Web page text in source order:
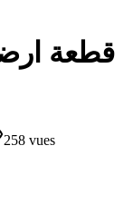
قطعة
258 vues